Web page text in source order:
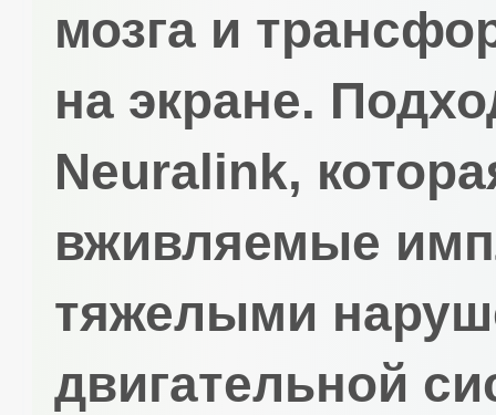
мозга и
на экране.
Neuralink,
вживляемые
тяжелыми
двигательной